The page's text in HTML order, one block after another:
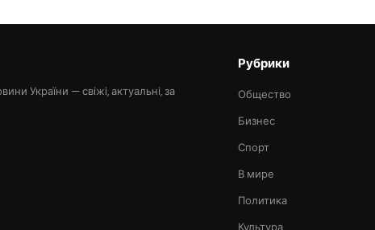
України — свіжі, актуальні, за
Рубрики
Общество
Бизнес
Спорт
В мире
Политика
Культура